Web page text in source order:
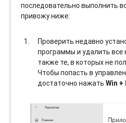
последовательно выполнить
привожу ниже:
Проверить недавно
программы и удалить все
также те, в которых не
Чтобы попасть в
достаточно нажатьWin +